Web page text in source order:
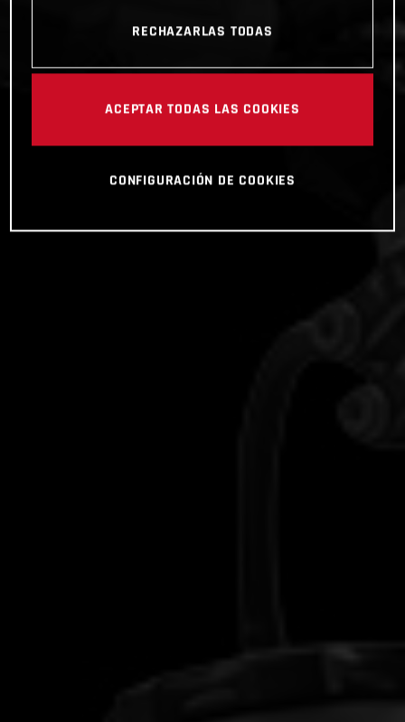
RECHAZARLAS TODAS
ACEPTAR TODAS LAS COOKIES
CONFIGURACIÓN DE COOKIES